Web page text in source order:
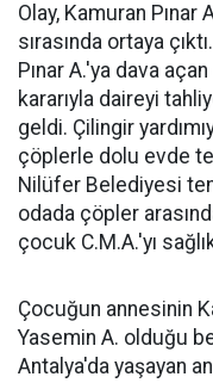
Olay, Kamuran Pınar
sırasında ortaya
Pınar A.'ya dava
kararıyla daireyi
geldi. Çilingir
çöplerle dolu evde
Nilüfer Belediyesi
odada çöpler
çocuk C.M.A.'yı
Çocuğun annesinin
Yasemin A. olduğu
Antalya'da yaşayan